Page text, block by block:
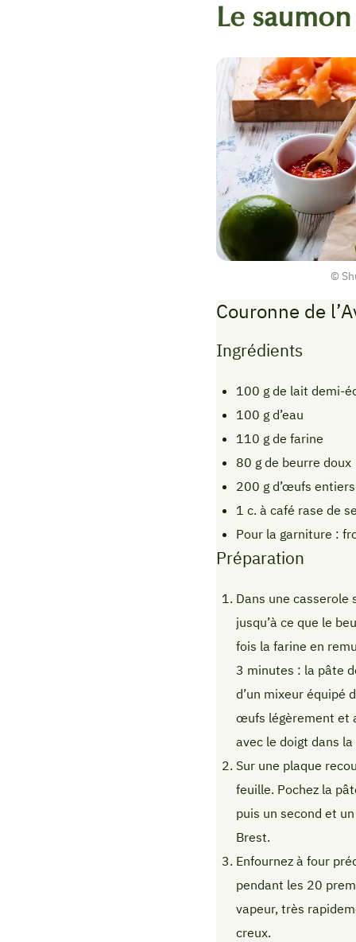
Le
©
Couronne de
Ingrédients
100 g de lait demi-
100 g d’eau
110 g de farine
80 g de beurre doux
200 g d’œufs
1 c. à café rase de
Pour la garniture :
Préparation
Dans une casserole
jusqu’à ce que le
fois la farine en
3 minutes : la pâte
d’un mixeur équipé
œufs légèrement et
avec le doigt dans
Sur une plaque
feuille. Pochez la
puis un second et
Brest.
Enfournez à four
pendant les 20
vapeur, très
creux.